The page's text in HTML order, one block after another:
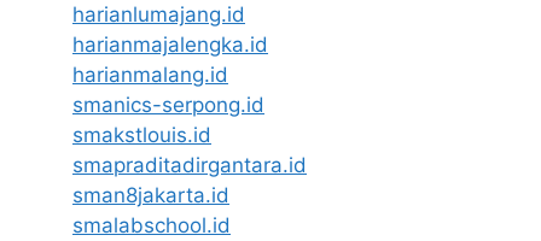
harianlumajang.id
harianmajalengka.id
harianmalang.id
smanics-serpong.id
smakstlouis.id
smapraditadirgantara.id
sman8jakarta.id
smalabschool.id